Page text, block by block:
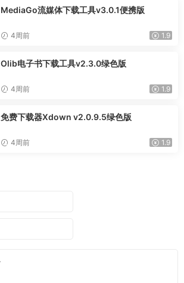
MediaGo流媒体下载工具v3.0.1便携版
4周前 1.9
Olib电子书下载工具v2.3.0绿色版
4周前 1.9
免费下载器Xdown v2.0.9.5绿色版
4周前 1.9